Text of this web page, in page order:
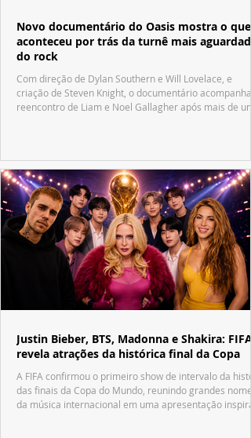
Novo documentário do Oasis mostra o que
aconteceu por trás da turnê mais aguardada
do rock
Com direção de Dylan Southern e Will Lovelace, e
criação de Steven Knight, o documentário acompanha
reencontro de Liam e Noel Gallagher após mais de
Justin Bieber, BTS, Madonna e Shakira: FIFA
revela atrações da histórica final da Copa
A FIFA confirmou o primeiro show de intervalo da
das finais da Copa do Mundo, reunindo grandes nomes
da música internacional em uma apresentação